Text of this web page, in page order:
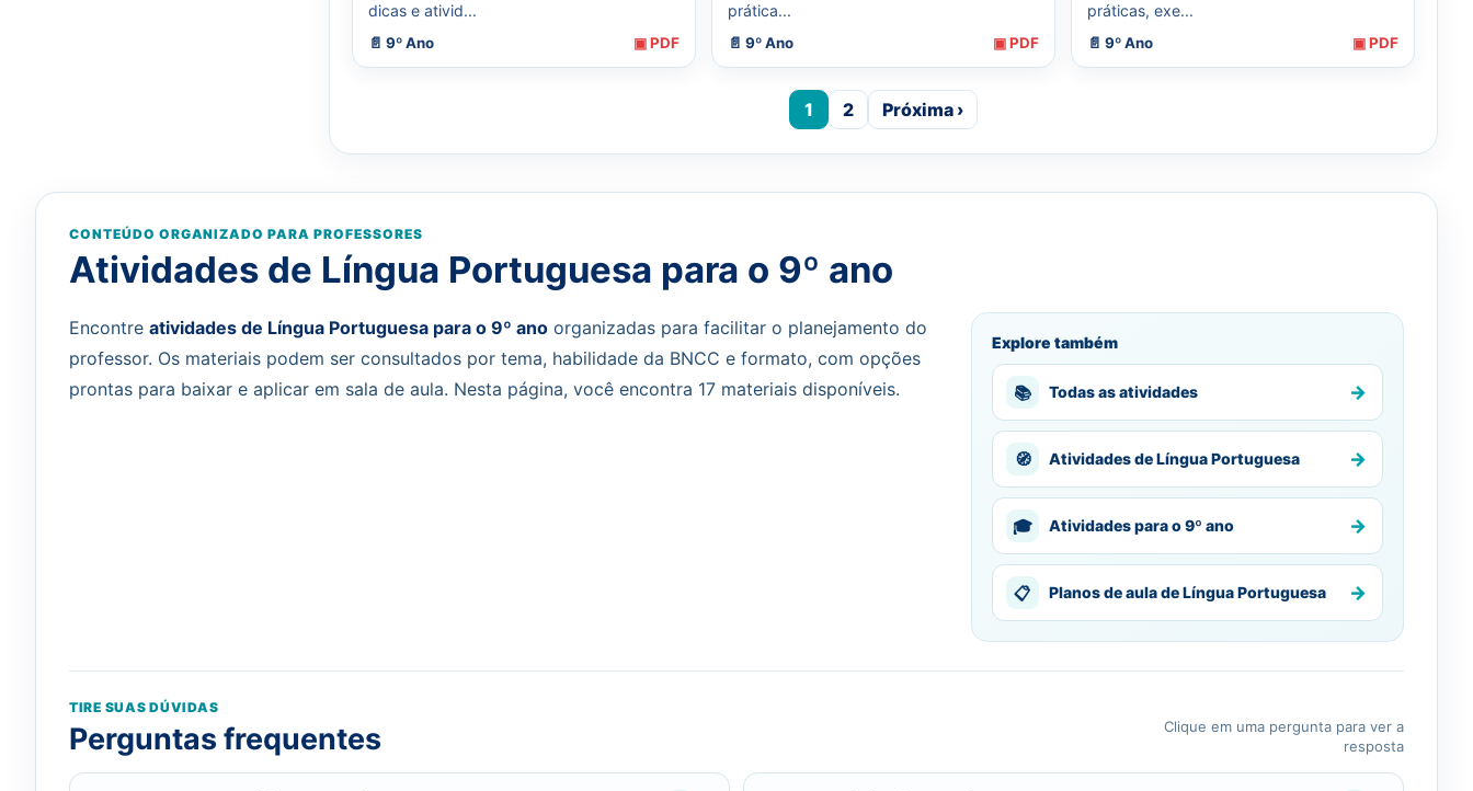
dicas e ativid...
📄 9º Ano ▣ PDF
prática...
📄 9º Ano ▣ PDF
práticas, exe...
📄 9º Ano ▣ PDF
1 2 Próxima ›
CONTEÚDO ORGANIZADO PARA PROFESSORES
Atividades de Língua Portuguesa para o 9º ano
Encontre atividades de Língua Portuguesa para o 9º ano organizadas para facilitar o planejamento do
professor. Os materiais podem ser consultados por tema, habilidade da BNCC e formato, com opções
prontas para baixar e aplicar em sala de aula. Nesta página, você encontra 17 materiais disponíveis.
Explore também
📚 Todas as atividades →
🧭 Atividades de Língua Portuguesa →
🎓 Atividades para o 9º ano →
📋 Planos de aula de Língua Portuguesa →
TIRE SUAS DÚVIDAS
Perguntas frequentes
Clique em uma pergunta para ver a
resposta